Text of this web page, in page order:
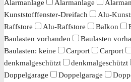
Alarmanlage Alarmanlage
Kunststofffenster-Dreifach
Alu-
Raffstore
Alu-Raffstore Balkon
Baulasten vorhanden
Baulasten
Baulasten: keine
Carport Carport
denkmalgeschützt
denkmalgeschützt
Doppelgarage
Doppelgarage